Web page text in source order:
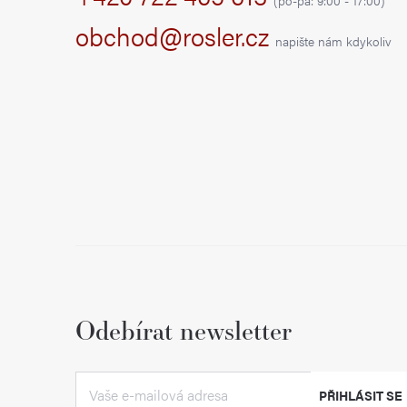
obchod@rosler.cz napište nám kdykoliv
Odebírat newsletter
PŘIHLÁSIT SE